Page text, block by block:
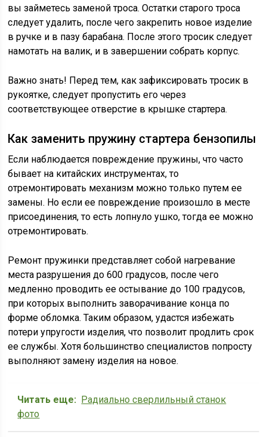
вы займетесь заменой троса. Остатки старого троса
следует удалить, после чего закрепить новое изделие
в ручке и в пазу барабана. После этого тросик следует
намотать на валик, и в завершении собрать корпус.
Важно знать! Перед тем, как зафиксировать тросик в
рукоятке, следует пропустить его через
соответствующее отверстие в крышке стартера.
Как заменить пружину стартера бензопилы
Если наблюдается повреждение пружины, что часто
бывает на китайских инструментах, то
отремонтировать механизм можно только путем ее
замены. Но если ее повреждение произошло в месте
присоединения, то есть лопнуло ушко, тогда ее можно
отремонтировать.
Ремонт пружинки представляет собой нагревание
места разрушения до 600 градусов, после чего
медленно проводить ее остывание до 100 градусов,
при которых выполнить заворачивание конца по
форме обломка. Таким образом, удастся избежать
потери упругости изделия, что позволит продлить срок
ее службы. Хотя большинство специалистов попросту
выполняют замену изделия на новое.
Читать еще: Радиально сверлильный станок
фото